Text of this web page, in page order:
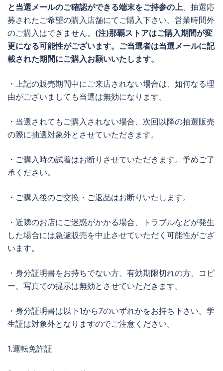
と当選メールのご確認ができる端末をご持参の上、抽選応
募されたご希望の購入店舗にてご購入下さい。営業時間外
のご購入はできません。 (注)那覇ストアはご購入期間が変
更になる可能性がございます。ご当選者は当選メールに記
載された期間にご購入お願いいたします。
・上記の販売期間中にご来店されない場合は、如何なる理
由がございましても当選は無効になります。
・当選されてもご購入されない場合、次回以降の抽選販売
の際に抽選対象外とさせていただきます。
・ご購入時の試着はお断りさせていただきます。予めご了
承ください。
・ご購入後のご交換・ご返品はお断りいたします。
・近隣のお店にご迷惑がかかる場合、トラブルなどが発生
した場合には急遽販売を中止させていただく可能性がござ
います。
・身分証明書をお持ちでない方、有効期限切れの方、コピ
ー、写真での提示は無効とさせていただきます。
・身分証明書は以下1から7のいずれかをお持ち下さい。学
生証は対象外となりますのでご注意ください。
1.運転免許証